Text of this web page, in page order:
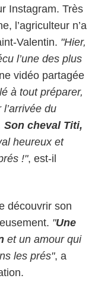
Instagram. Très
l’agriculteur n’a
Valentin. "Hier,
l’une des plus
vidéo partagée
à tout préparer,
du
Son cheval Titi,
heureux et
!", est-il
découvrir son
"Une
et un amour qui
les prés", a